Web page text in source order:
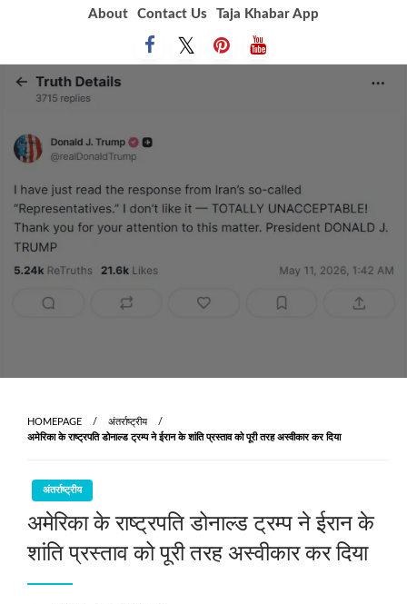
About Contact Us Taja Khabar App
HOMEPAGE
अंतर्राष्ट्रीय
अमेरिका के राष्ट्रपति डोनाल्ड ट्रम्प ने ईरान के शांति प्रस्ताव को पूरी तरह अस्वीकार कर दिया
अंतर्राष्ट्रीय
अमेरिका के राष्ट्रपति डोनाल्ड ट्रम्प ने ईरान के
शांति प्रस्ताव को पूरी तरह अस्वीकार कर दिया